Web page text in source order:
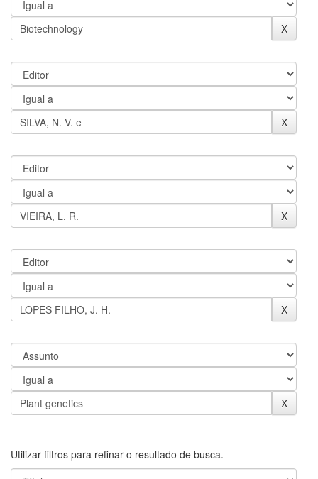
Utilizar filtros para refinar o resultado de busca.